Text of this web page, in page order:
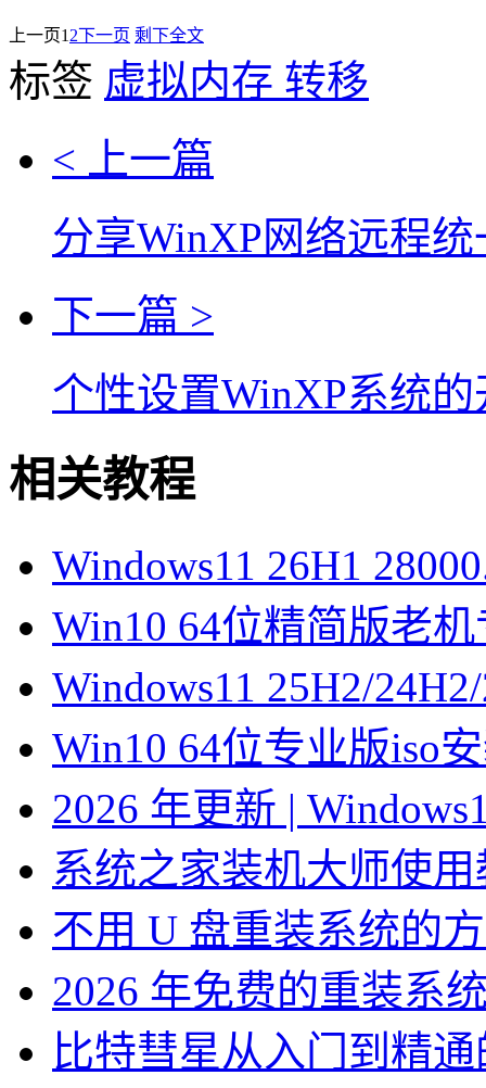
上一页1 2下一页 剩下全文
标签 虚拟内存 转移
< 上一篇
分享WinXP网络远程
下一篇 >
个性设置WinXP系统
相关教程
Windows11 26H1
Win10 64位精简版老
Windows11 25H2/
Win10 64位专业版iso
2026 年更新 |
系统之家装机大师使
不用 U 盘重装系统的
2026 年免费的重装系
比特彗星从入门到精